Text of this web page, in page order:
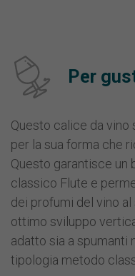
Per
Questo calice da
per la sua forma che
Questo garantisce un
classico Flute e
dei profumi del vino
ottimo sviluppo
adatto sia a spumanti
tipologia metodo